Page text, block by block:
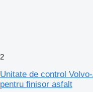
2
Unitate de control
pentru finisor asfalt